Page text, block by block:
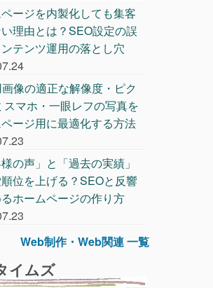
ージを内製化しても集客
理由とは？SEO設定の誤
テンツ運用の落とし穴
像の適正な解像度・ピク
スマホ・一眼レフの写真を
ージ用に最適化する方法
様の声」と「過去の実績」
位を上げる？SEOと反響
ホームページの作り方
Web制作・Web関連 一覧
イムズ